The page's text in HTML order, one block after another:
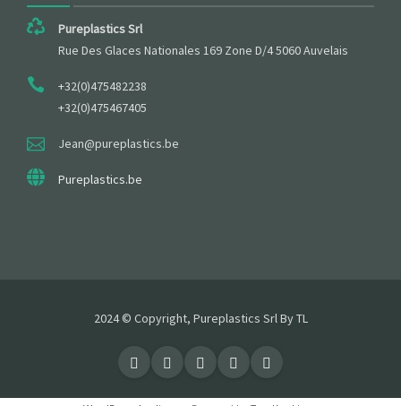
Pureplastics Srl
Rue Des Glaces Nationales 169 Zone D/4 5060 Auvelais
+32(0)475482238
+32(0)475467405
Jean@pureplastics.be
Pureplastics.be
2024 © Copyright, Pureplastics Srl By TL